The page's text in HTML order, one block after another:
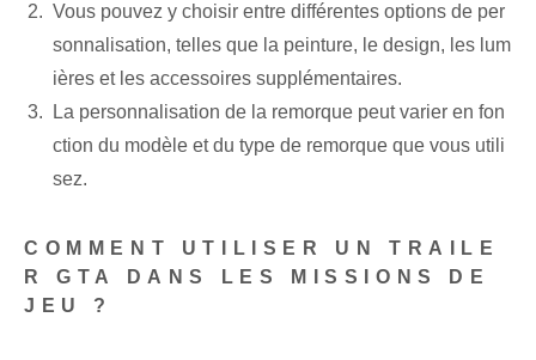
Vous pouvez y choisir entre différentes options de per
sonnalisation, telles que la peinture, le design, les lum
ières et les accessoires supplémentaires.
La personnalisation de la remorque peut varier en fon
ction du modèle et du type de remorque que vous utili
sez.
COMMENT UTILISER UN TRAILE
R GTA DANS LES MISSIONS DE
JEU ?